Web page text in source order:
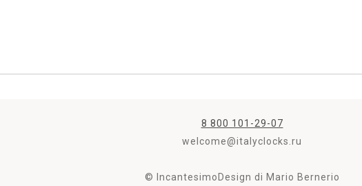
8 800 101-29-07
welcome@italyclocks.ru
© IncantesimoDesign di Mario Bernerio